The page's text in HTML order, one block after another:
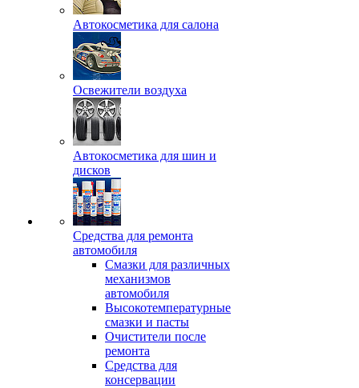
Автокосметика для салона
Освежители воздуха
Автокосметика для шин и
дисков
Средства для ремонта
автомобиля
Смазки для различных
механизмов
автомобиля
Высокотемпературные
смазки и пасты
Очистители после
ремонта
Средства для
консервации